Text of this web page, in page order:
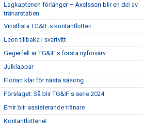
Lagkaptenen förlänger – Axelsson blir en del av
tränarstaben
Vinstlista TG&IF:s kontantlotteri
Leon tillbaka i svartvitt
Gegerfelt är TG&IF:s första nyförvärv
Julklappar
Florian klar för nästa säsong
Förslaget: Så blir TG&IF:s serie 2024
Emir blir assisterande tränare
Kontantlotteriet